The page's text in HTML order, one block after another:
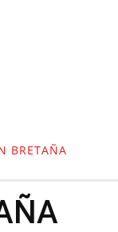
BRETAÑA